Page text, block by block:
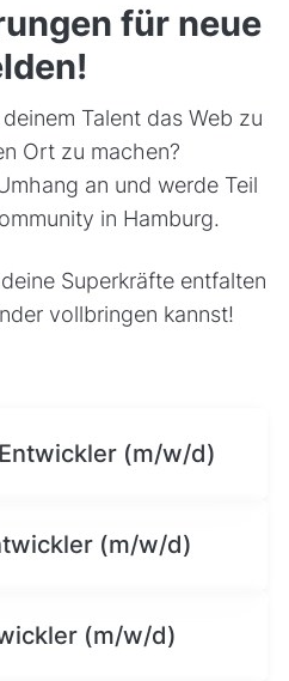
für neue
Talent das Web zu
Ort zu machen?
an und werde Teil
in Hamburg.
Superkräfte entfalten
vollbringen kannst!
(m/w/d)
(m/w/d)
(m/w/d)